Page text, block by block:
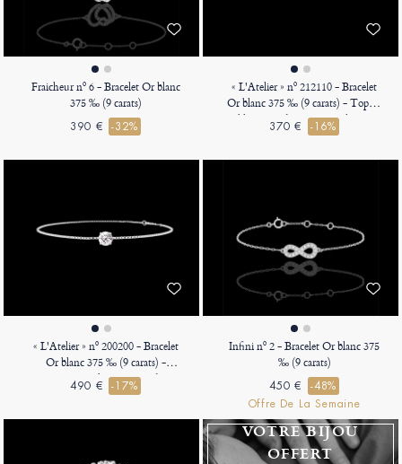
Fraicheur nº 6 - Bracelet Or blanc
375 ‰ (9 carats)
390 € -32%
« L'Atelier » nº 212110 - Bracelet
Or blanc 375 ‰ (9 carats) - Topaze
bleue Rond 0.3 carat - Chaîne
Vénitienne
370 € -16%
« L'Atelier » nº 200200 - Bracelet
Or blanc 375 ‰ (9 carats) -
Diamant synthétique Rond 0.3
carat - Chaîne Vénitienne
490 € -17%
Infini nº 2 - Bracelet Or blanc 375
‰ (9 carats)
450 €
-48%
Offre De La Semaine
VOTRE BIJOU
OFFERT